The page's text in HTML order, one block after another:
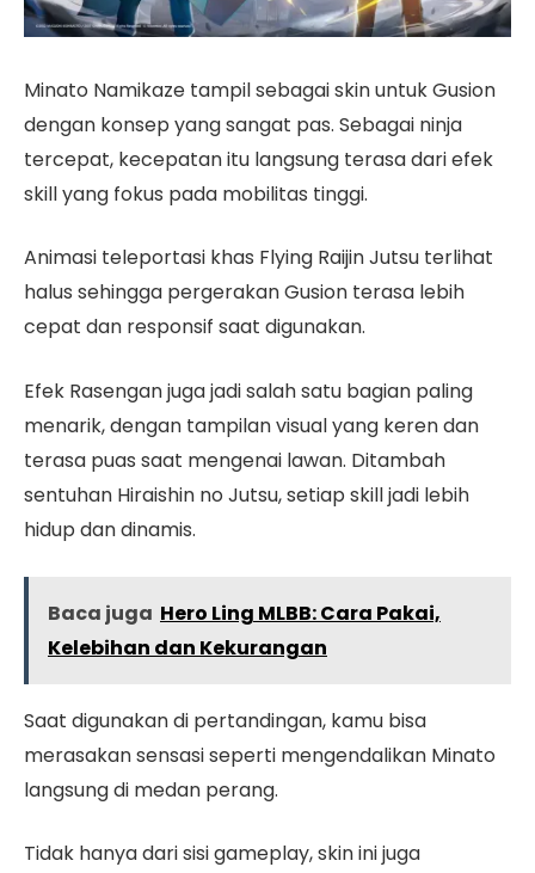
Minato Namikaze tampil sebagai skin untuk Gusion
dengan konsep yang sangat pas. Sebagai ninja
tercepat, kecepatan itu langsung terasa dari efek
skill yang fokus pada mobilitas tinggi.
Animasi teleportasi khas Flying Raijin Jutsu terlihat
halus sehingga pergerakan Gusion terasa lebih
cepat dan responsif saat digunakan.
Efek Rasengan juga jadi salah satu bagian paling
menarik, dengan tampilan visual yang keren dan
terasa puas saat mengenai lawan. Ditambah
sentuhan Hiraishin no Jutsu, setiap skill jadi lebih
hidup dan dinamis.
Baca juga Hero Ling MLBB: Cara Pakai,
Kelebihan dan Kekurangan
Saat digunakan di pertandingan, kamu bisa
merasakan sensasi seperti mengendalikan Minato
langsung di medan perang.
Tidak hanya dari sisi gameplay, skin ini juga